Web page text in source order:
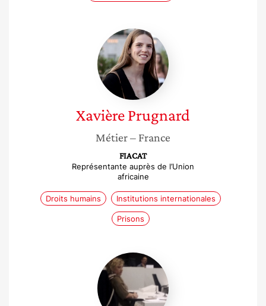
Xavière
Prugnard
XavièrePrugnard
Métier– France
FIACAT
Représentante auprès de l’Union
africaine
Droits humains Institutions internationales
Prisons
Laurence
Soula